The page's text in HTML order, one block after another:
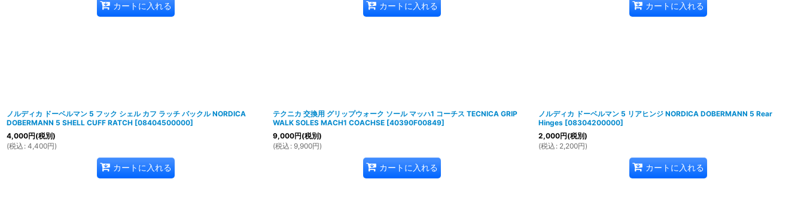
カートに入れる カートに入れる カートに入れる
ノルディカ ドーベルマン 5 フック シェル カフ ラッチ バックル NORDICA
DOBERMANN 5 SHELL CUFF RATCH [08404500000]
4,000円(税別)
(税込 : 4,400円)
カートに入れる
テクニカ 交換用 グリップウォーク ソール マッハ1 コーチス TECNICA GRIP
WALK SOLES MACH1 COACHSE [40390F00849]
9,000円(税別)
(税込 : 9,900円)
カートに入れる
ノルディカ ドーベルマン 5 リアヒンジ NORDICA DOBERMANN 5 Rear
Hinges [08304200000]
2,000円(税別)
(税込 : 2,200円)
カートに入れる